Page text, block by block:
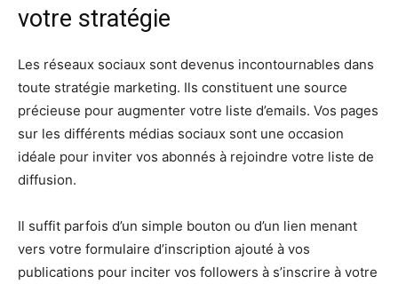
votre stratégie
Les réseaux sociaux sont devenus incontournables dans
toute stratégie marketing. Ils constituent une source
précieuse pour augmenter votre liste d’emails. Vos pages
sur les différents médias sociaux sont une occasion
idéale pour inviter vos abonnés à rejoindre votre liste de
diffusion.
Il suffit parfois d’un simple bouton ou d’un lien menant
vers votre formulaire d’inscription ajouté à vos
publications pour inciter vos followers à s’inscrire à votre